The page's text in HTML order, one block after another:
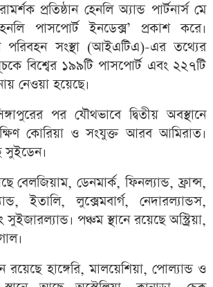
প্রতিষ্ঠান হেনলি অ্যান্ড পার্টনার্স মে
পাসপোর্ট ইনডেক্স’ প্রকাশ করে।
পরিবহন সংস্থা (আইএটিএ)-এর তথ্যের
বিশ্বের ১৯৯টি পাসপোর্ট এবং ২২৭টি
নেওয়া হয়েছে।
পর যৌথভাবে দ্বিতীয় অবস্থানে
কোরিয়া ও সংযুক্ত আরব আমিরাত।
সুইডেন।
বেলজিয়াম, ডেনমার্ক, ফিনল্যান্ড, ফ্রান্স,
ইতালি, লুক্সেমবার্গ, নেদারল্যান্ডস,
পঞ্চম স্থানে রয়েছে অস্ট্রিয়া,
রয়েছে হাঙ্গেরি, মালয়েশিয়া, পোল্যান্ড ও